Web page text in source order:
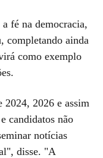
fé na democracia,
completando ainda
como exemplo
2024, 2026 e assim
candidatos não
notícias
disse. "A